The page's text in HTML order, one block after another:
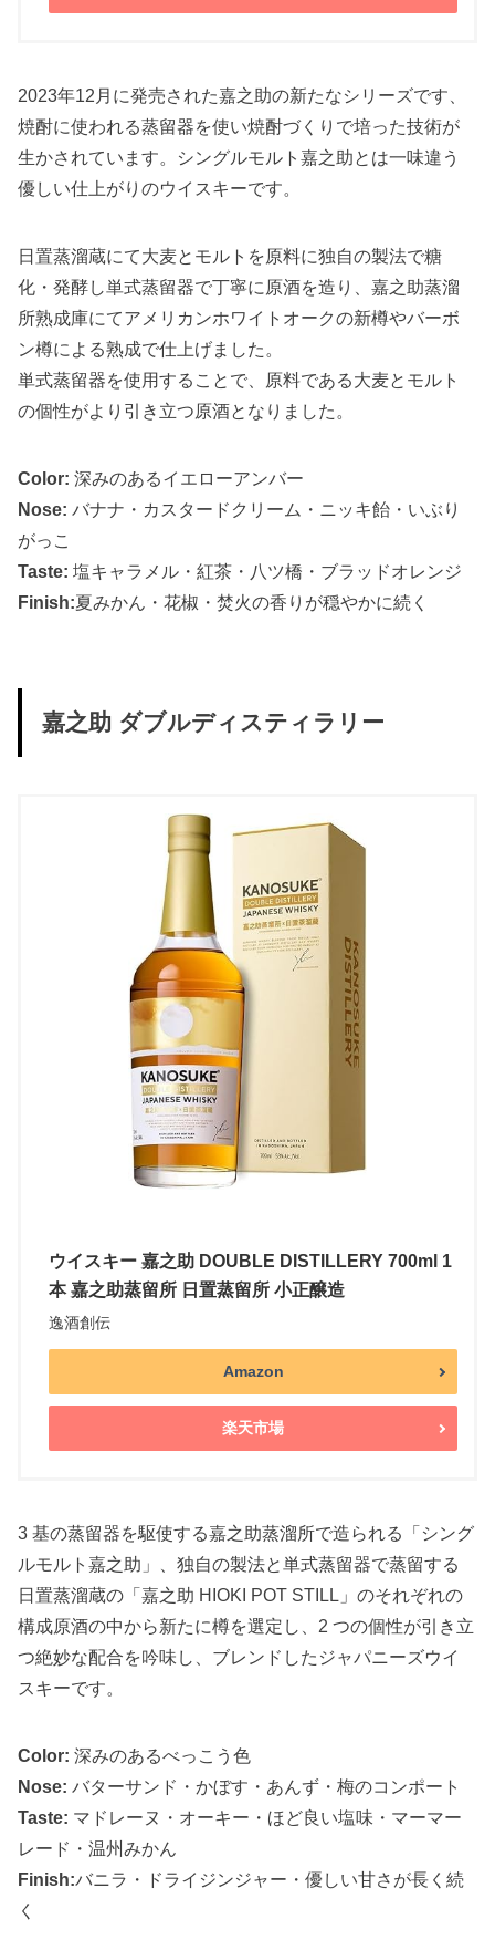
2023年12月に発売された嘉之助の新たなシリーズです、
焼酎に使われる蒸留器を使い焼酎づくりで培った技術が
生かされています。シングルモルト嘉之助とは一味違う
優しい仕上がりのウイスキーです。
日置蒸溜蔵にて大麦とモルトを原料に独自の製法で糖
化・発酵し単式蒸留器で丁寧に原酒を造り、嘉之助蒸溜
所熟成庫にてアメリカンホワイトオークの新樽やバーボ
ン樽による熟成で仕上げました。
単式蒸留器を使用することで、原料である大麦とモルト
の個性がより引き立つ原酒となりました。
Color: 深みのあるイエローアンバー
Nose: バナナ・カスタードクリーム・ニッキ飴・いぶり
がっこ
Taste: 塩キャラメル・紅茶・八ツ橋・ブラッドオレンジ
Finish:夏みかん・花椒・焚火の香りが穏やかに続く
嘉之助 ダブルディスティラリー
ウイスキー 嘉之助 DOUBLE DISTILLERY 700ml 1
本 嘉之助蒸留所 日置蒸留所 小正醸造
逸酒創伝
Amazon
楽天市場
3 基の蒸留器を駆使する嘉之助蒸溜所で造られる「シング
ルモルト嘉之助」、独自の製法と単式蒸留器で蒸留する
日置蒸溜蔵の「嘉之助 HIOKI POT STILL」のそれぞれの
構成原酒の中から新たに樽を選定し、2 つの個性が引き立
つ絶妙な配合を吟味し、ブレンドしたジャパニーズウイ
スキーです。
Color: 深みのあるべっこう色
Nose: バターサンド・かぼす・あんず・梅のコンポート
Taste: マドレーヌ・オーキー・ほど良い塩味・マーマー
レード・温州みかん
Finish:バニラ・ドライジンジャー・優しい甘さが長く続
く